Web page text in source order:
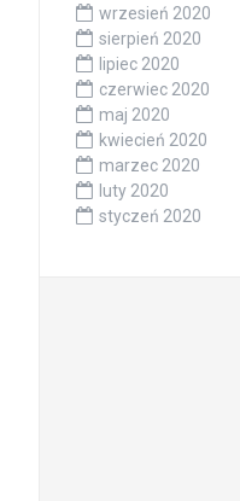
wrzesień 2020
sierpień 2020
lipiec 2020
czerwiec 2020
maj 2020
kwiecień 2020
marzec 2020
luty 2020
styczeń 2020